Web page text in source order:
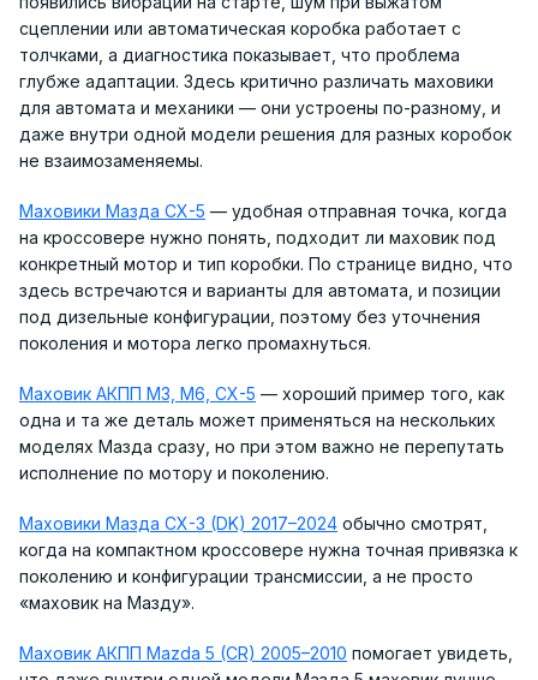
сцеплении или автоматическая коробка работает с
толчками, а диагностика показывает, что проблема
глубже адаптации. Здесь критично различать маховики
для автомата и механики — они устроены по-разному, и
даже внутри одной модели решения для разных коробок
не взаимозаменяемы.
Маховики Мазда CX-5 — удобная отправная точка, когда
на кроссовере нужно понять, подходит ли маховик под
конкретный мотор и тип коробки. По странице видно, что
здесь встречаются и варианты для автомата, и позиции
под дизельные конфигурации, поэтому без уточнения
поколения и мотора легко промахнуться.
Маховик АКПП M3, M6, CX-5 — хороший пример того, как
одна и та же деталь может применяться на нескольких
моделях Мазда сразу, но при этом важно не перепутать
исполнение по мотору и поколению.
Маховики Мазда CX-3 (DK) 2017–2024 обычно смотрят,
когда на компактном кроссовере нужна точная привязка к
поколению и конфигурации трансмиссии, а не просто
«маховик на Мазду».
Маховик АКПП Mazda 5 (CR) 2005–2010 помогает увидеть,